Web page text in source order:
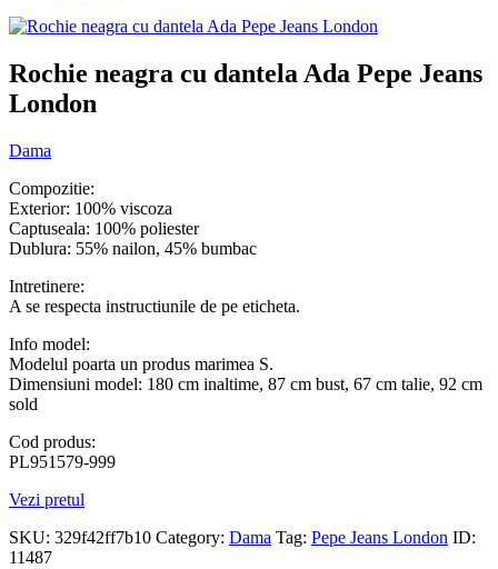
Rochie neagra cu dantela Ada Pepe Jeans
London
Dama
Compozitie:
Exterior: 100% viscoza
Captuseala: 100% poliester
Dublura: 55% nailon, 45% bumbac
Intretinere:
A se respecta instructiunile de pe eticheta.
Info model:
Modelul poarta un produs marimea S.
Dimensiuni model: 180 cm inaltime, 87 cm bust, 67 cm talie, 92 cm
sold
Cod produs:
PL951579-999
Vezi pretul
SKU: 329f42ff7b10 Category: Dama Tag: Pepe Jeans London ID:
11487